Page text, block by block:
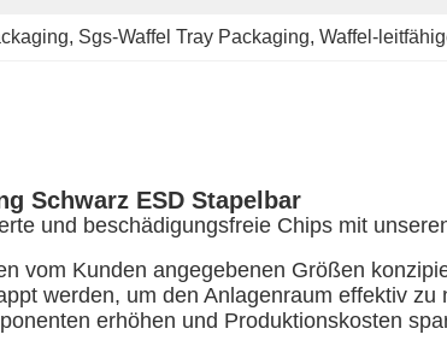
, Sgs-Waffel Tray Packaging, Waffel-
Schwarz ESD Stapelbar
und beschädigungsfreie Chips mit
vom Kunden angegebenen Größen
werden, um den Anlagenraum effektiv
erhöhen und Produktionskosten